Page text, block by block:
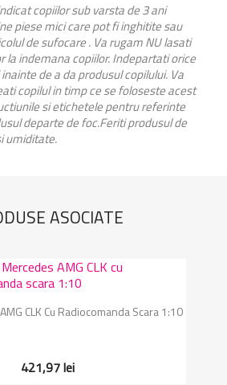
copiilor sub varsta de 3 ani
piese mici care pot fi inghitite sau
de sufocare . Va rugam NU lasati
la indemana copiilor. Indepartati orice
de a da produsul copilului. Va
copilul in timp ce se foloseste acest
si etichetele pentru referinte
departe de foc.Feriti produsul de
umiditate.
ASOCIATE
CLK Cu Radiocomanda Scara 1:10
421,97 lei